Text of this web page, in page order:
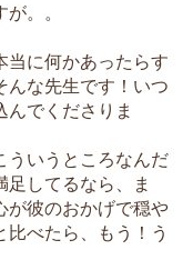
。。
当に何かあったらす
んな先生です！いつ
んでくださりま
ういうところなんだ
してるなら、ま
が彼のおかげで穏や
べたら、もう！う